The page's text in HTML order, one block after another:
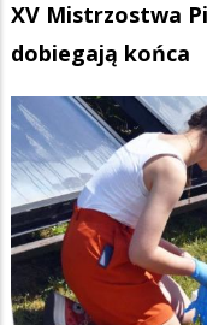
XV Mistrzostwa
dobiegają końca